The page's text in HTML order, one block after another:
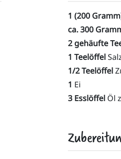
1 (200
ca. 300
2 gehäufte
1 Teelöffel
1/2 Teelöffel
1 Ei
3 Esslöffel Öl